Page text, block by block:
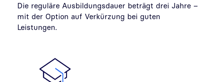
Die reguläre Ausbildungsdauer beträgt drei Jahre –
mit der Option auf Verkürzung bei guten
Leistungen.